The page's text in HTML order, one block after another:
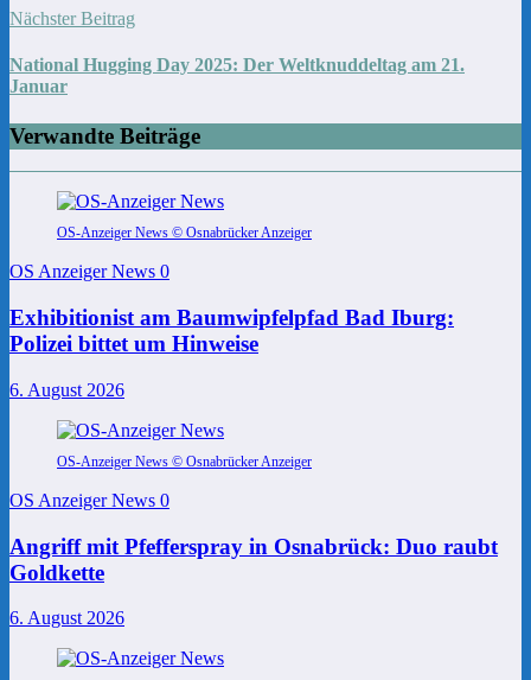
Nächster Beitrag
National Hugging Day 2025: Der Weltknuddeltag am 21.
Januar
Verwandte Beiträge
OS-Anzeiger News © Osnabrücker Anzeiger
OS Anzeiger News 0
Exhibitionist am Baumwipfelpfad Bad Iburg:
Polizei bittet um Hinweise
6. August 2026
OS-Anzeiger News © Osnabrücker Anzeiger
OS Anzeiger News 0
Angriff mit Pfefferspray in Osnabrück: Duo raubt
Goldkette
6. August 2026